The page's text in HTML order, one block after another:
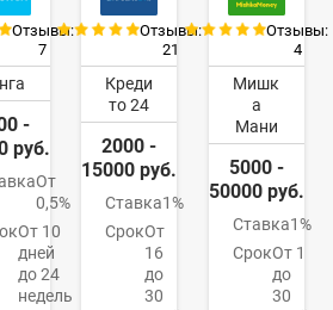
Отзывы:
7
-
руб.
От
0,5%
От 10
дней
до 24
недель
Отзывы:
21
Креди
то 24
2000 -
15000 руб.
Ставка1%
СрокОт
16
до
30
Отзывы:
4
Мишк
а
Мани
5000 -
50000 руб.
Ставка1%
СрокОт 1
до
30